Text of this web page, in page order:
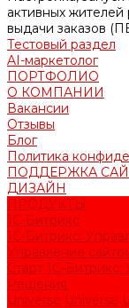
активных
выдачи заказов
Тестовый раздел
AI-маркетолог
ПОРТФОЛИО
О КОМПАНИИ
Вакансии
Отзывы
Блог
Политика
ПОДДЕРЖКА
ДИЗАЙН
ПРОДУКТЫ
1С-Битрикс
1С-Битрикс:
Управление
Старт 1С-Битрикс:
Решения
Universe Universe